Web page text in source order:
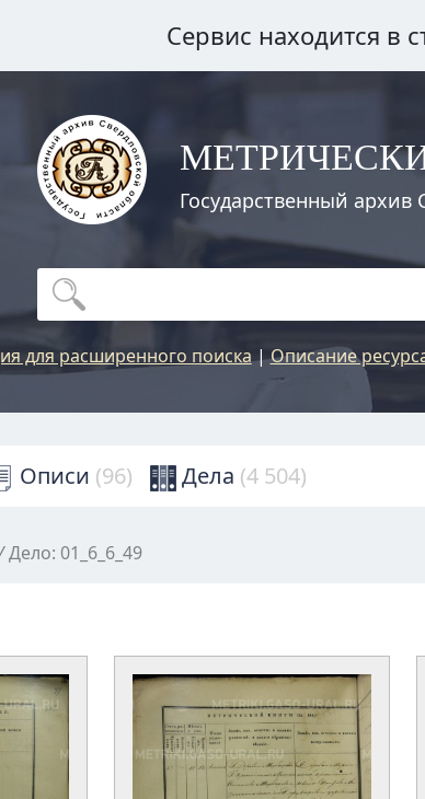
Сервис находится в
Государственный архив
для расширенного поиска|Описание
Описи (96) Дела (4 504)
Дело: 01_6_6_49